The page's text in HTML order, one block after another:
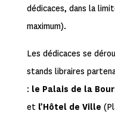
dédicaces, dans la
maximum).
Les dédicaces se
stands libraires
: le Palais de la
et l’Hôtel de Ville